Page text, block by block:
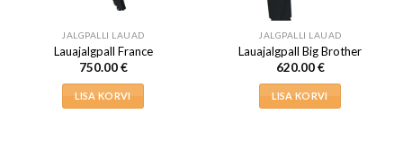
JALGPALLI LAUAD
Lauajalgpall France
750.00€
LISA KORVI
JALGPALLI LAUAD
Lauajalgpall Big Brother
620.00€
LISA KORVI